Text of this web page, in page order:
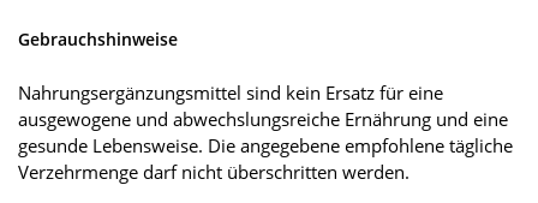
Gebrauchshinweise
Nahrungsergänzungsmittel sind kein Ersatz für eine
ausgewogene und abwechslungsreiche Ernährung und eine
gesunde Lebensweise. Die angegebene empfohlene tägliche
Verzehrmenge darf nicht überschritten werden.